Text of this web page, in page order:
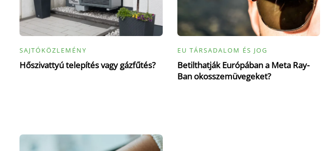
SAJTÓKÖZLEMÉNY
Hőszivattyú telepítés vagy gázfűtés?
EU TÁRSADALOM ÉS JOG
Betilthatják Európában a Meta Ray-
Ban okosszemüvegeket?